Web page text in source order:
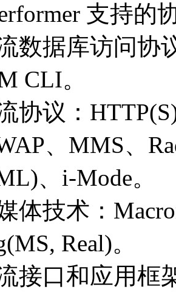
支持的
据库访问协
CLI。
议：HTTP(S)
、MMS、
、i-Mode。
技术：
Real)。
口和应用框